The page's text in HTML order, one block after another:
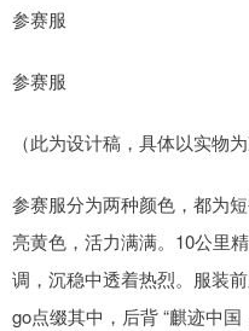
参赛服
参赛服
（此为设计稿，具体以实物为
参赛服分为两种颜色，都为
亮黄色，活力满满。10公里
调，沉稳中透着热烈。服装
go点缀其中，后背 “麒迹中国